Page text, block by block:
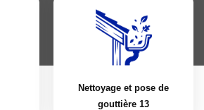
Nettoyage et pose de
gouttière 13